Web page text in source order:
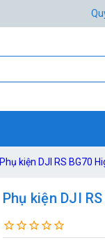
Phụ kiện DJI RS BG70
Phụ kiện DJI